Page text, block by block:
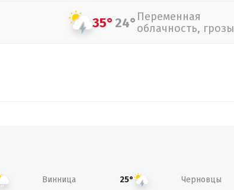
35°24° Переменная
облачность, грозы
Винница 25° Черновцы